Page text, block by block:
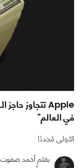
في العالم"
الأولى مُجددًا
بقلم أحمد صفوت